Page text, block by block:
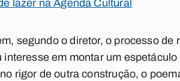
lazer na Agenda Cultural
segundo o diretor, o processo
interesse em montar um
rigor de outra construção, o